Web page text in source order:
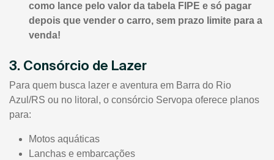
como lance pelo valor da tabela FIPE e só pagar
depois que vender o carro, sem prazo limite para a
venda!
3. Consórcio de Lazer
Para quem busca lazer e aventura em Barra do Rio
Azul/RS ou no litoral, o consórcio Servopa oferece planos
para:
Motos aquáticas
Lanchas e embarcações